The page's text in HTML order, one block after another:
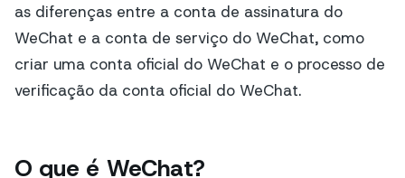
as diferenças entre a conta de assinatura do
WeChat e a conta de serviço do WeChat, como
criar uma conta oficial do WeChat e o processo de
verificação da conta oficial do WeChat.
O que é WeChat?